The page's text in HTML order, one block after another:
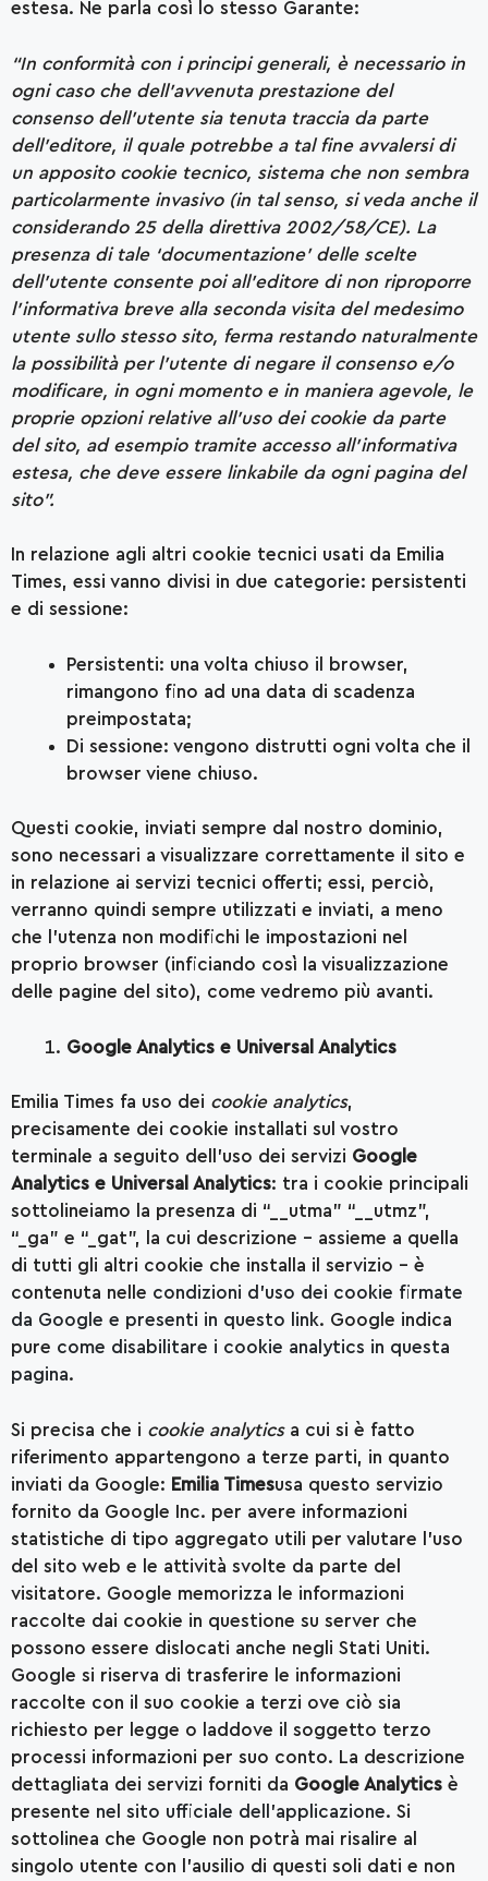
estesa. Ne parla così lo stesso Garante:
“In conformità con i principi generali, è necessario in
ogni caso che dell’avvenuta prestazione del
consenso dell’utente sia tenuta traccia da parte
dell’editore, il quale potrebbe a tal fine avvalersi di
un apposito cookie tecnico, sistema che non sembra
particolarmente invasivo (in tal senso, si veda anche il
considerando 25 della direttiva 2002/58/CE). La
presenza di tale ‘documentazione’ delle scelte
dell’utente consente poi all’editore di non riproporre
l’informativa breve alla seconda visita del medesimo
utente sullo stesso sito, ferma restando naturalmente
la possibilità per l’utente di negare il consenso e/o
modificare, in ogni momento e in maniera agevole, le
proprie opzioni relative all’uso dei cookie da parte
del sito, ad esempio tramite accesso all’informativa
estesa, che deve essere linkabile da ogni pagina del
sito”.
In relazione agli altri cookie tecnici usati da Emilia
Times, essi vanno divisi in due categorie: persistenti
e di sessione:
Persistenti: una volta chiuso il browser,
rimangono fino ad una data di scadenza
preimpostata;
Di sessione: vengono distrutti ogni volta che il
browser viene chiuso.
Questi cookie, inviati sempre dal nostro dominio,
sono necessari a visualizzare correttamente il sito e
in relazione ai servizi tecnici offerti; essi, perciò,
verranno quindi sempre utilizzati e inviati, a meno
che l’utenza non modifichi le impostazioni nel
proprio browser (inficiando così la visualizzazione
delle pagine del sito), come vedremo più avanti.
Google Analytics e Universal Analytics
Emilia Times fa uso dei cookie analytics,
precisamente dei cookie installati sul vostro
terminale a seguito dell’uso dei servizi Google
Analytics e Universal Analytics: tra i cookie principali
sottolineiamo la presenza di “__utma” “__utmz”,
“_ga” e “_gat”, la cui descrizione – assieme a quella
di tutti gli altri cookie che installa il servizio – è
contenuta nelle condizioni d’uso dei cookie firmate
da Google e presenti in questo link. Google indica
pure come disabilitare i cookie analytics in questa
pagina.
Si precisa che i cookie analytics a cui si è fatto
riferimento appartengono a terze parti, in quanto
inviati da Google: Emilia Timesusa questo servizio
fornito da Google Inc. per avere informazioni
statistiche di tipo aggregato utili per valutare l’uso
del sito web e le attività svolte da parte del
visitatore. Google memorizza le informazioni
raccolte dai cookie in questione su server che
possono essere dislocati anche negli Stati Uniti.
Google si riserva di trasferire le informazioni
raccolte con il suo cookie a terzi ove ciò sia
richiesto per legge o laddove il soggetto terzo
processi informazioni per suo conto. La descrizione
dettagliata dei servizi forniti da Google Analytics è
presente nel sito ufficiale dell’applicazione. Si
sottolinea che Google non potrà mai risalire al
singolo utente con l’ausilio di questi soli dati e non